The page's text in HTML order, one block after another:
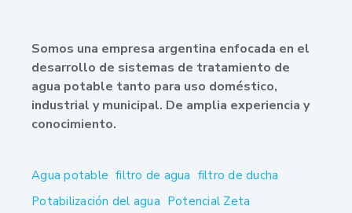
Somos una empresa argentina enfocada en el
desarrollo de sistemas de tratamiento de
agua potable tanto para uso doméstico,
industrial y municipal. De amplia experiencia y
conocimiento.
Agua potable filtro de agua filtro de ducha
Potabilización del agua Potencial Zeta